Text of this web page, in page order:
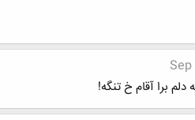
Sep
برا آقام خ تنگه!